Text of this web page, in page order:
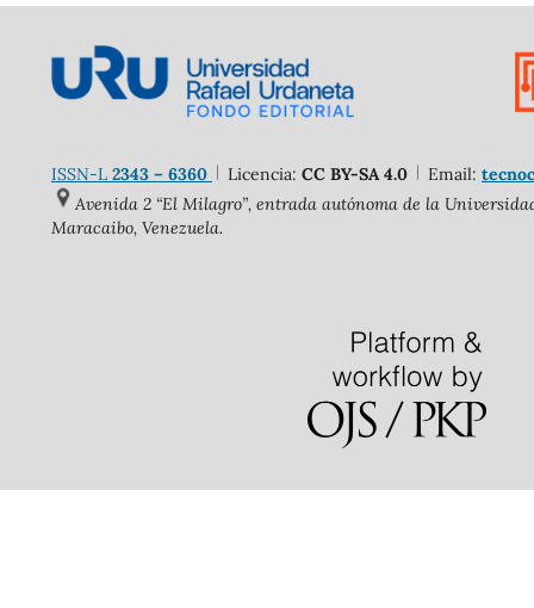
ISSN-L2343 – 6360 Licencia: CC BY-SA 4.0 Email:
Avenida 2 “El Milagro”, entrada autónoma de la
Maracaibo, Venezuela.